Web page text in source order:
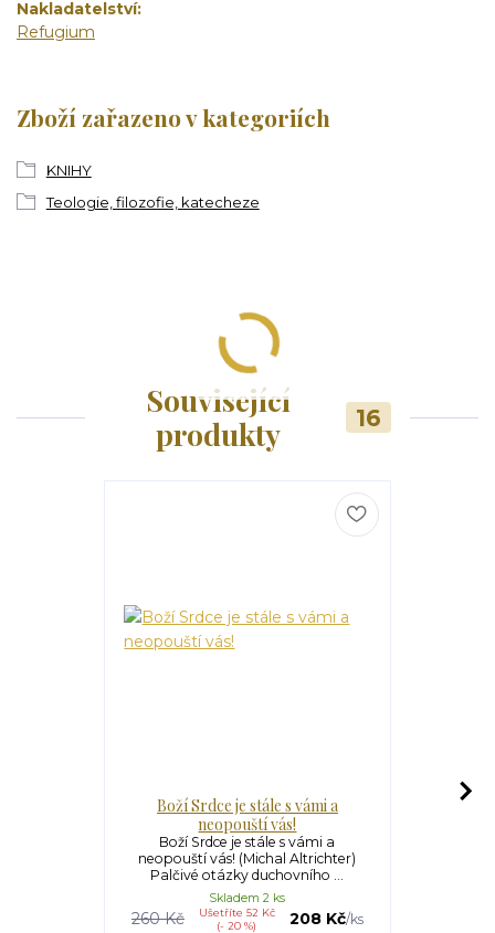
Nakladatelství
Refugium
Zboží zařazeno v kategoriích
KNIHY
Teologie, filozofie, katecheze
Související
produkty
16
Boží Srdce je stále s vámi a
neopouští vás!
Boží Srdce je stále s vámi a
neopouští vás! (Michal Altrichter)
Palčivé otázky duchovního ...
260 Kč
Ušetříte 52 Kč
(- 20 %)
208 Kč/ks
Skladem 2 ks